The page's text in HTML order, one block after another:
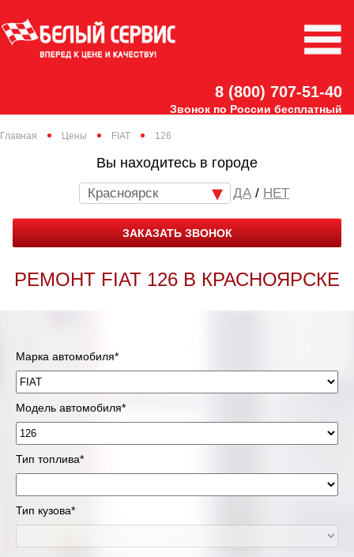
8 (800) 707-51-40
Звонок по России бесплатный
Главная Цены FIAT 126
Вы находитесь в городе
Красноярск / НЕТ
ЗАКАЗАТЬ ЗВОНОК
РЕМОНТ FIAT 126 В КРАСНОЯРСКЕ
Марка автомобиля*
Модель автомобиля*
Тип топлива*
Тип кузова*